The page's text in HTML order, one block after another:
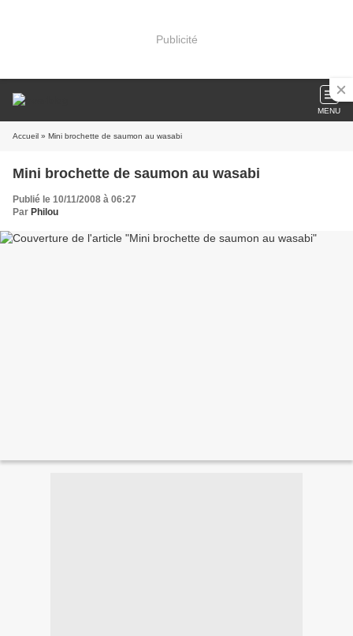
Publicité
MENU
Accueil » Mini brochette de saumon au wasabi
Mini brochette de saumon au wasabi
Publié le 10/11/2008 à 06:27
Par Philou